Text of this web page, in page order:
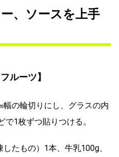
、ソースを上手
ルーツ】
の輪切りにし、グラスの内
1枚ずつ貼りつける。
たもの）1本、牛乳100g、